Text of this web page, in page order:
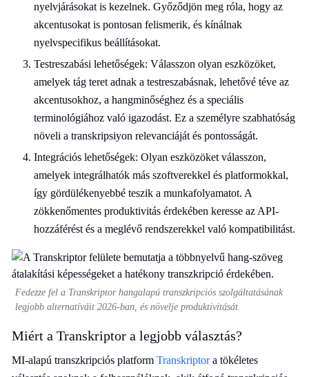
nyelvjárásokat is kezelnek. Győződjön meg róla, hogy az
akcentusokat is pontosan felismerik, és kínálnak
nyelvspecifikus beállításokat.
Testreszabási lehetőségek: Válasszon olyan eszközöket,
amelyek tág teret adnak a testreszabásnak, lehetővé téve az
akcentusokhoz, a hangminőséghez és a speciális
terminológiához való igazodást. Ez a személyre szabhatóság
növeli a transkripsiyon relevanciáját és pontosságát.
Integrációs lehetőségek: Olyan eszközöket válasszon,
amelyek integrálhatók más szoftverekkel és platformokkal,
így gördülékenyebbé teszik a munkafolyamatot. A
zökkenőmentes produktivitás érdekében keresse az API-
hozzáférést és a meglévő rendszerekkel való kompatibilitást.
Fedezze fel a Transkriptor hangalapú transzkripciós szolgáltatásának
legjobb alternatíváit 2026-ban, és növelje produktivitását.
Miért a Transkriptor a legjobb választás?
MI-alapú transzkripciós platform Transkriptora tökéletes